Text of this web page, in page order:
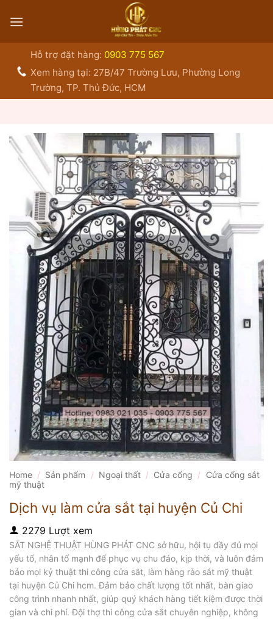
qua
Hỗ trợ đặt hàng: 0903 775 567
Xem hàng tại: 27B/47 Trường Lưu, Phường Long
Trường, TP. Thủ Đức, HCM
Home / Sản phẩm / Ngoại thất / Cửa cổng /
Cửa cổng sắt
mỹ thuật
Dịch vụ làm cửa sắt tại huyện Củ Chi
2279 Lượt xem
SẮT NGHỆ THUẬT HÙNG PHÁT CNC sở hữu, hội tụ đầy đủ mọi
yếu tố, nhân tố mạnh để phục vụ chu đáo, kịp thời, và luôn đảm
bảo mọi kỷ thuật thi công cửa sắt, làm hàng rào sắt mỹ thuật
tại huyện Củ Chi hcm. Đảm bảo chất lượng tốt nhất, bàn giao
công trình nhanh nhất, giúp quý khách hàng tiết kiệm được thời
gian và chi phí. Đội thợ thi công cửa sắt chuyên nghiệp, không